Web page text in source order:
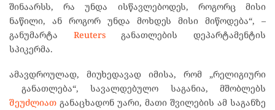
შინაარსს, რა უნდა ისწავლებოდეს, როგორც მისი
ნაწილი, ან როგორ უნდა მოხდეს მისი მიწოდება“, –
განუმარტა Reutersგანათლების დეპარტამენტის
სპიკერმა.
ამავდროულად, მიუხედავად იმისა, რომ „რელიგიური
განათლება“, სავალდებულო საგანია, მშობლებს
შეუძლიათ განაცხადონ უარი, მათი შვილების ამ საგანზე